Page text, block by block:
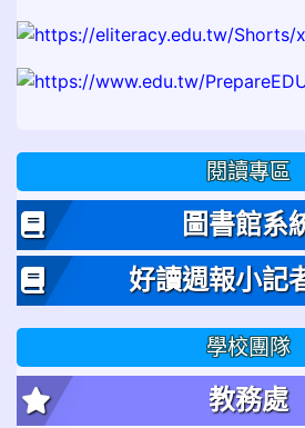
閱讀專區
圖書館系
好讀週報小記
學校團隊
教務處